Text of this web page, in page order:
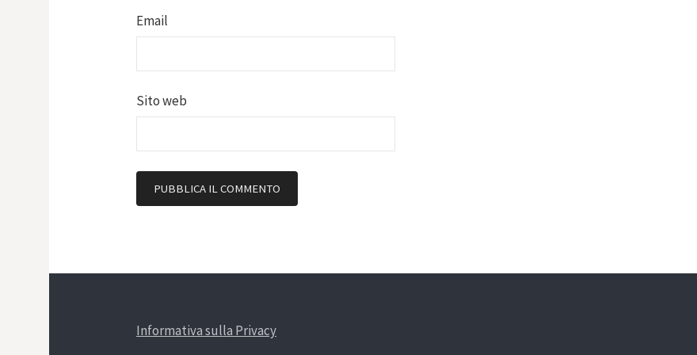
Email
Sito web
Informativa sulla Privacy